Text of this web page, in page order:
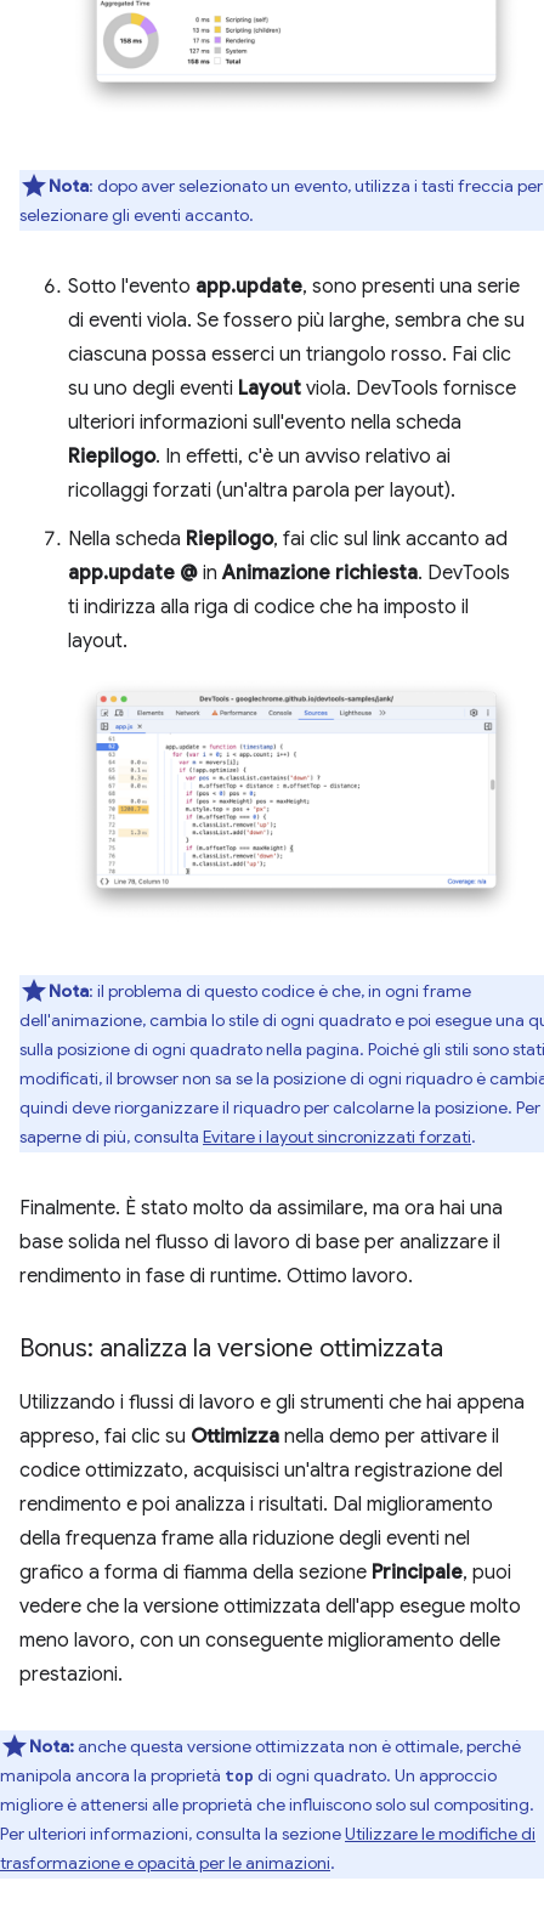
Nota: dopo aver selezionato un evento, utilizza i tasti freccia per
selezionare gli eventi accanto.
Sotto l'evento app.update, sono presenti una serie
di eventi viola. Se fossero più larghe, sembra che su
ciascuna possa esserci un triangolo rosso. Fai clic
su uno degli eventi Layout viola. DevTools fornisce
ulteriori informazioni sull'evento nella scheda
Riepilogo. In effetti, c'è un avviso relativo ai
ricollaggi forzati (un'altra parola per layout).
Nella scheda Riepilogo, fai clic sul link accanto ad
app.update @ inAnimazione richiesta. DevTools
ti indirizza alla riga di codice che ha imposto il
layout.
Nota: il problema di questo codice è che, in ogni frame
dell'animazione, cambia lo stile di ogni quadrato e poi esegue una
sulla posizione di ogni quadrato nella pagina. Poiché gli stili sono stati
modificati, il browser non sa se la posizione di ogni riquadro è
quindi deve riorganizzare il riquadro per calcolarne la posizione. Per
saperne di più, consulta Evitare i layout sincronizzati forzati.
Finalmente. È stato molto da assimilare, ma ora hai una
base solida nel flusso di lavoro di base per analizzare il
rendimento in fase di runtime. Ottimo lavoro.
Bonus: analizza la versione ottimizzata
Utilizzando i flussi di lavoro e gli strumenti che hai appena
appreso, fai clic su Ottimizza nella demo per attivare il
codice ottimizzato, acquisisci un'altra registrazione del
rendimento e poi analizza i risultati. Dal miglioramento
della frequenza frame alla riduzione degli eventi nel
grafico a forma di fiamma della sezione Principale, puoi
vedere che la versione ottimizzata dell'app esegue molto
meno lavoro, con un conseguente miglioramento delle
prestazioni.
Nota:anche questa versione ottimizzata non è ottimale, perché
manipola ancora la proprietà top di ogni quadrato. Un approccio
migliore è attenersi alle proprietà che influiscono solo sul compositing.
Per ulteriori informazioni, consulta la sezioneUtilizzare le modifiche di
trasformazione e opacità per le animazioni.